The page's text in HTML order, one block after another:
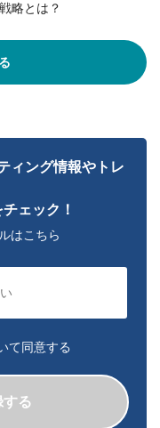
略とは？
ィング情報やトレ
ェック！
はこちら
て同意する
する